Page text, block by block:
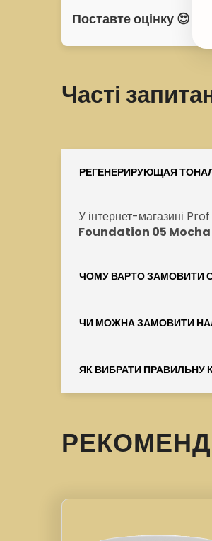
Поставте оцінку 😍
Часті
РЕГЕНЕРИРУЮЩАЯ
У інтернет-магазині
Foundation 05 Mocha
ЧОМУ ВАРТО ЗАМОВИТИ
ЧИ МОЖНА ЗАМОВИТИ
ЯК ВИБРАТИ ПРАВИЛЬНУ